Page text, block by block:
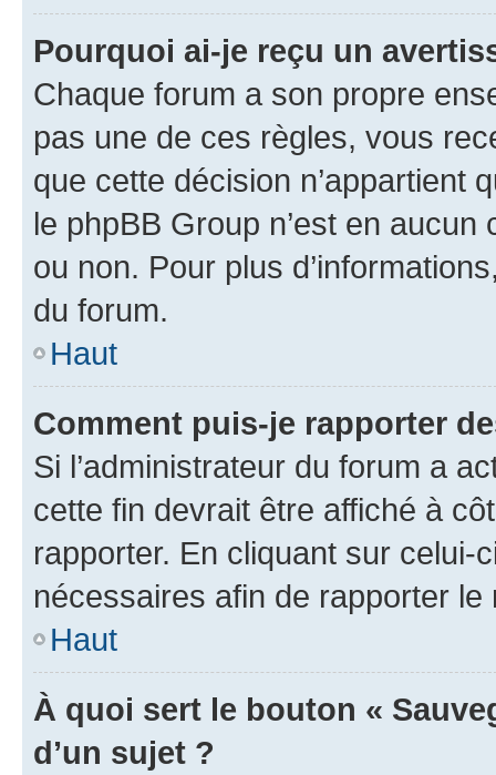
Pourquoi ai-je reçu un
Chaque forum a son propre
pas une de ces règles, vous
que cette décision n’appartient
le phpBB Group n’est en
ou non. Pour plus
du forum.
Haut
Comment puis-je rapporter
Si l’administrateur du forum a
cette fin devrait être affiché à
rapporter. En cliquant sur
nécessaires afin de rapporter le
Haut
À quoi sert le bouton «
d’un sujet ?